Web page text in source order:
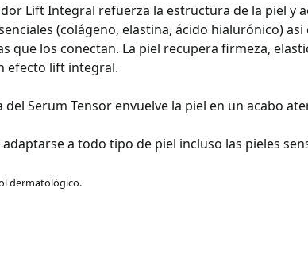
Lift Integral refuerza la estructura de la piel y
(colágeno, elastina, ácido hialurónico)
que los conectan. La piel recupera firmeza,
efecto lift integral.
del Serum Tensor envuelve la piel en un acabo
a todo tipo de piel incluso las pieles
dermatológico.